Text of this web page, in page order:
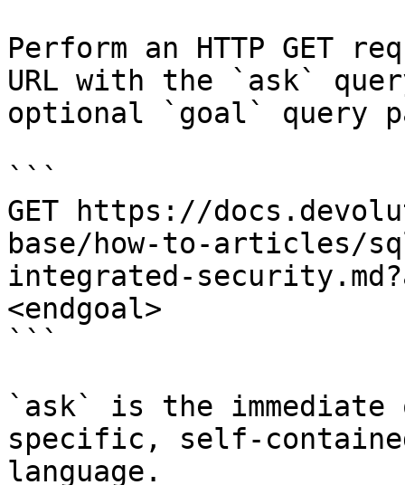
Perform an HTTP GET
URL with the `ask`
optional `goal` query
```
GET https://
base/how-to-articles/
integrated-
<endgoal>
```
`ask` is the
specific, self-
language.